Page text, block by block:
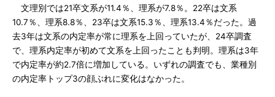
文理別では21卒文系が11.4％、理系が7.8％。22卒は文系
10.7％、理系8.8％、23卒は文系15.3％、理系13.4％だった。過
去3年は文系の内定率が常に理系を上回っていたが、24卒調査
で、理系内定率が初めて文系を上回ったことも判明。理系は3年
で内定率が約2.7倍に増加している。いずれの調査でも、業種別
の内定率トップ3の顔ぶれに変化はなかった。